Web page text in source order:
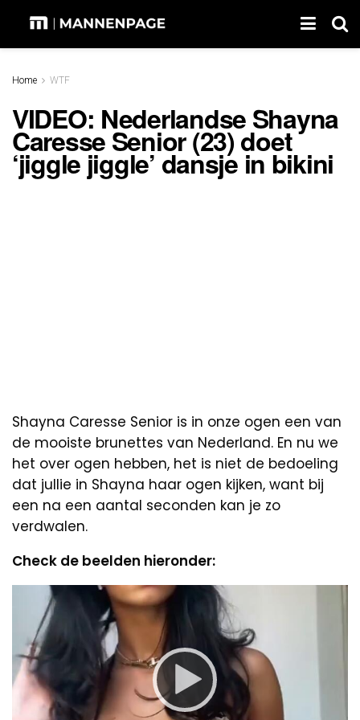
Home WTF
VIDEO: Nederlandse Shayna
Caresse Senior (23) doet
‘jiggle jiggle’ dansje in bikini
Shayna Caresse Senior is in onze ogen een van
de mooiste brunettes van Nederland. En nu we
het over ogen hebben, het is niet de bedoeling
dat jullie in Shayna haar ogen kijken, want bij
een na een aantal seconden kan je zo
verdwalen.
Check de beelden hieronder:
Player